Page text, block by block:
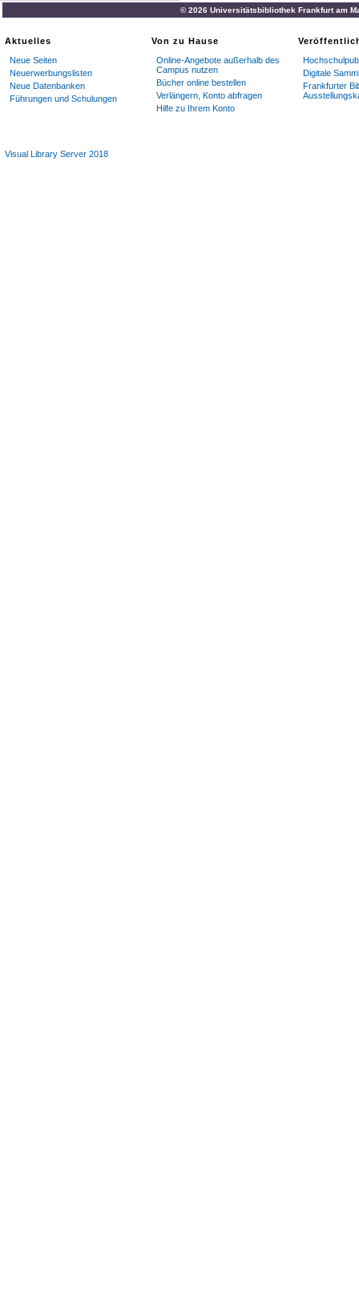
© 2026 Universitätsbibliothek Frankfurt am
Aktuelles
Neue Seiten
Neuerwerbungslisten
Neue Datenbanken
Führungen und Schulungen
Von zu Hause
Online-Angebote außerhalb des
Campus nutzen
Bücher online bestellen
Verlängern, Konto abfragen
Hilfe zu Ihrem Konto
Digitale
Frankfurter
Visual Library Server 2018